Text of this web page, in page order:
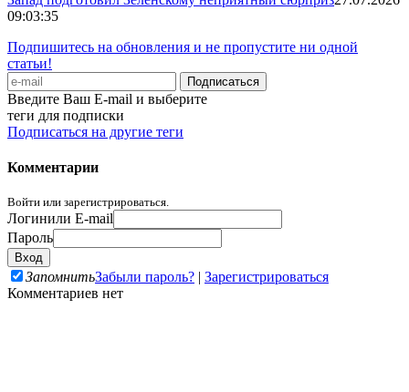
09:03:35
Подпишитесь на обновления и не пропустите ни одной
статьи!
Введите Ваш E-mail и выберите
теги для подписки
Подписаться на другие теги
Комментарии
Войти или зарегистрироваться.
Логинили E-mail
Пароль
ЗапомнитьЗабыли пароль? | Зарегистрироваться
Комментариев нет